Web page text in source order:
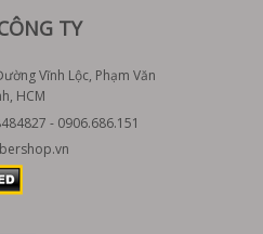
TY
Vĩnh Lộc, Phạm Văn
HCM
- 0906.686.151